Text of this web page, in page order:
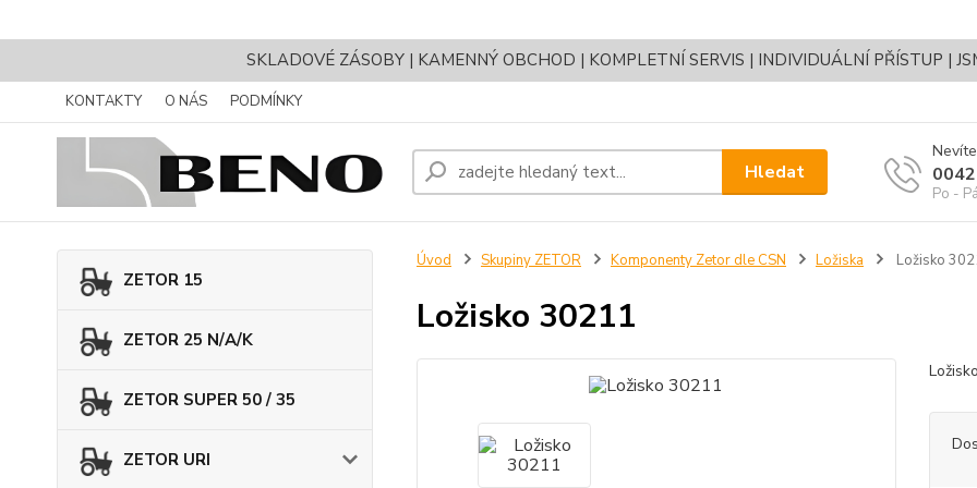
SKLADOVÉ ZÁSOBY | KAMENNÝ OBCHOD | KOMPLETNÍ SERVIS | INDIVIDUÁLNÍ PŘÍSTUP |
KONTAKTY O NÁS PODMÍNKY
Hledat
Po -
ZETOR 15
ZETOR 25 N/A/K
ZETOR SUPER 50 / 35
ZETOR URI
Úvod Skupiny ZETOR Komponenty Zetor dle CSN Ložiska Ložisko
Ložisko 30211